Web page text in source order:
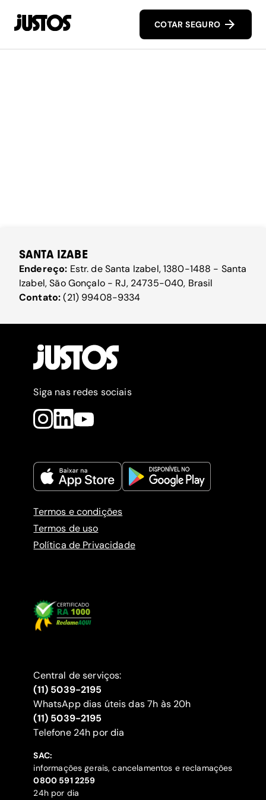
COTAR SEGURO
SANTA IZABE
Endereço: Estr. de Santa Izabel, 1380-1488 - Santa
Izabel, São Gonçalo - RJ, 24735-040, Brasil
Contato:(21) 99408-9334
Siga nas redes sociais
Termos e condições
Termos de uso
Política de Privacidade
Central de serviços:
(11) 5039-2195
WhatsApp dias úteis das 7h às 20h
(11) 5039-2195
‍Telefone 24h por dia
SAC:
informações gerais, cancelamentos e reclamações
‍0800 591 2259
24h por dia